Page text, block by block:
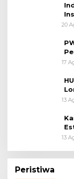
20
17
13
13
Peristiwa